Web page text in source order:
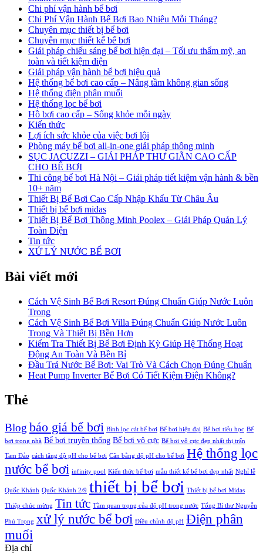
Chi phí vận hành bể bơi
Chi Phí Vận Hành Bể Bơi Bao Nhiêu Mỗi Tháng?
Chuyên mục thiết bị bể bơi
Chuyên mục thiết kế bể bơi
Giải pháp chiếu sáng bể bơi hiện đại – Tối ưu thẩm mỹ, an
toàn và tiết kiệm điện
Giải pháp vận hành bể bơi hiệu quả
Hệ thống bể bơi cao cấp – Nâng tầm không gian sống
Hệ thống điện phân muối
Hệ thống lọc bể bơi
Hồ bơi cao cấp – Sống khỏe mỗi ngày
Kiến thức
Lợi ích sức khỏe của việc bơi lội
Phòng máy bể bơi all-in-one giải pháp thông minh
SỤC JACUZZI – GIẢI PHÁP THƯ GIÃN CAO CẤP
CHO BỂ BƠI
Thi công bể bơi Hà Nội – Giải pháp tiết kiệm vận hành & bền
10+ năm
Thiết Bị Bể Bơi Cao Cấp Nhập Khẩu Từ Châu Âu
Thiết bị bể bơi midas
Thiết Bị Bể Bơi Thông Minh Poolex – Giải Pháp Quản Lý
Toàn Diện
Tin tức
XỬ LÝ NƯỚC BỂ BƠI
Bài viết mới
Cách Vệ Sinh Bể Bơi Resort Đúng Chuẩn Giúp Nước Luôn
Trong
Cách Vệ Sinh Bể Bơi Villa Đúng Chuẩn Giúp Nước Luôn
Trong Và Thiết Bị Bền Hơn
Kiểm Tra Thiết Bị Bể Bơi Định Kỳ Giúp Hệ Thống Hoạt
Động An Toàn Và Bền Bỉ
Đầu Trả Nước Bể Bơi: Vai Trò Và Cách Chọn Đúng Chuẩn
Heat Pump Inverter Bể Bơi Có Tiết Kiệm Điện Không?
Thẻ
Blog báo giá bể bơi Bình lọc cát bể bơi Bể bơi hiện đại Bể bơi tiểu học Bể
bơi trong nhà Bể bơi truyền thống Bể bơi vô cực Bể bơi vô cực đẹp nhất thị trấn
Tam Đảo cách tăng độ pH cho bể bơi Cân bằng độ pH cho bể bơi Hệ thống lọc
nước bể bơi infinity pool Kiến thức bể bơi mẫu thiết kế bể bơi đẹp nhất Nghỉ lễ
Quốc Khánh Quốc Khánh 2/9 thiết bị bể bơi Thiết bị bể bơi Midas
Thiệp chúc mừng Tin tức Tầm quan trọng của độ pH trong nước Tổng Bí thư Nguyễn
Phú Trọng xử lý nước bể bơi Điều chỉnh độ pH Điện phân
muối
Địa chỉ